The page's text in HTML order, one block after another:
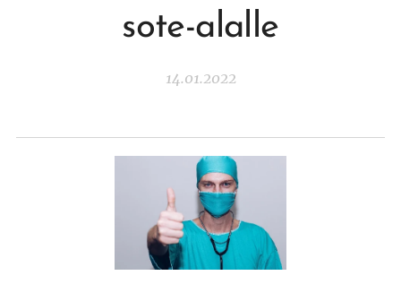
sote-alalle
14.01.2022